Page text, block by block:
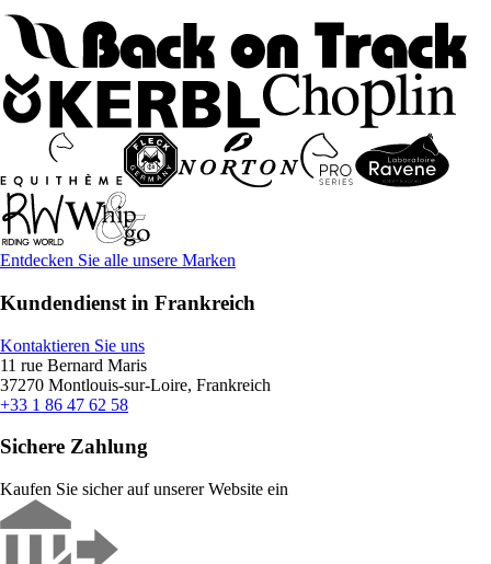
Entdecken Sie alle unsere Marken
Kundendienst in Frankreich
Kontaktieren Sie uns
11 rue Bernard Maris
37270 Montlouis-sur-Loire, Frankreich
+33 1 86 47 62 58
Sichere Zahlung
Kaufen Sie sicher auf unserer Website ein